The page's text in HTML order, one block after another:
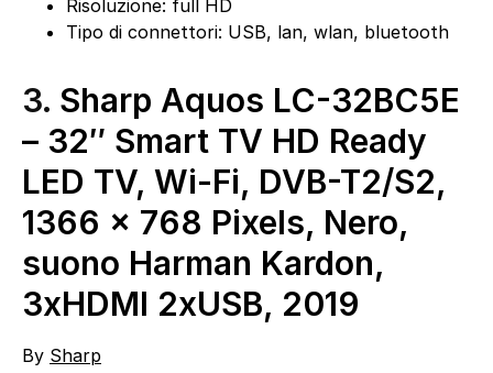
Risoluzione: full HD
Tipo di connettori: USB, lan, wlan, bluetooth
3. Sharp Aquos LC-32BC5E
– 32″ Smart TV HD Ready
LED TV, Wi-Fi, DVB-T2/S2,
1366 x 768 Pixels, Nero,
suono Harman Kardon,
3xHDMI 2xUSB, 2019
By Sharp